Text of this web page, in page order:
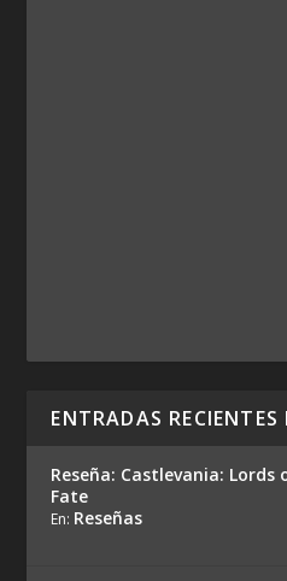
ENTRADAS RECIENTES
Reseña: Castlevania:
Fate
En: Reseñas